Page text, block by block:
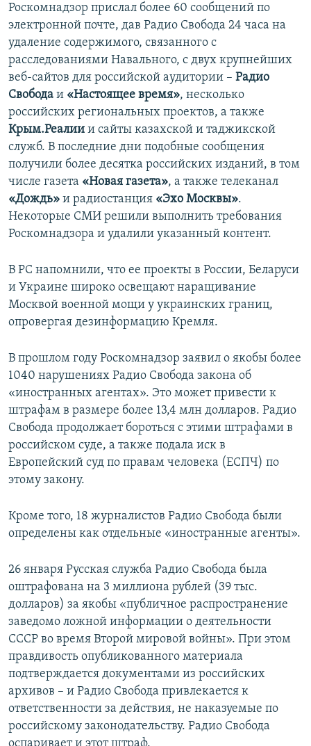
Роскомнадзор прислал более 60 сообщений по
электронной почте, дав Радио Свобода 24 часа на
удаление содержимого, связанного с
расследованиями Навального, с двух крупнейших
веб-сайтов для российской аудитории – Радио
Свобода и «Настоящее время», несколько
российских региональных проектов, а также
Крым.Реалии и сайты казахской и таджикской
служб. В последние дни подобные сообщения
получили более десятка российских изданий, в том
числе газета «Новая газета», а также телеканал
«Дождь» и радиостанция «Эхо Москвы».
Некоторые СМИ решили выполнить требования
Роскомнадзора и удалили указанный контент.
В РС напомнили, что ее проекты в России, Беларуси
и Украине широко освещают наращивание
Москвой военной мощи у украинских границ,
опровергая дезинформацию Кремля.
В прошлом году Роскомнадзор заявил о якобы более
1040 нарушениях Радио Свобода закона об
«иностранных агентах». Это может привести к
штрафам в размере более 13,4 млн долларов. Радио
Свобода продолжает бороться с этими штрафами в
российском суде, а также подала иск в
Европейский суд по правам человека (ЕСПЧ) по
этому закону.
Кроме того, 18 журналистов Радио Свобода были
определены как отдельные «иностранные агенты».
26 января Русская служба Радио Свобода была
оштрафована на 3 миллиона рублей (39 тыс.
долларов) за якобы «публичное распространение
заведомо ложной информации о деятельности
СССР во время Второй мировой войны». При этом
правдивость опубликованного материала
подтверждается документами из российских
архивов – и Радио Свобода привлекается к
ответственности за действия, не наказуемые по
российскому законодательству. Радио Свобода